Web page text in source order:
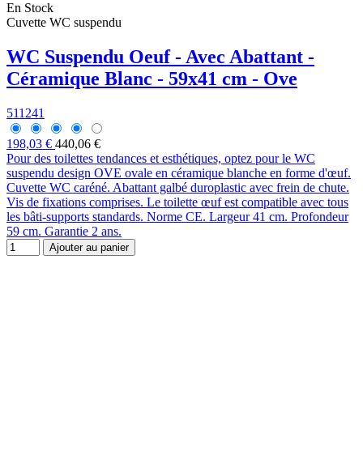
En Stock
Cuvette WC suspendu
WC Suspendu Oeuf - Avec Abattant -
Céramique Blanc - 59x41 cm - Ove
511241
198,03 € 440,06 €
Pour des toilettes tendances et esthétiques, optez pour le WC
suspendu design OVE ovale en céramique blanche en forme d'œuf.
Cuvette WC caréné. Abattant galbé duroplastic avec frein de chute.
Vis de fixations comprises. Le toilette œuf est compatible avec tous
les bâti-supports standards. Norme CE. Largeur 41 cm. Profondeur
59 cm. Garantie 2 ans.
Ajouter au panier